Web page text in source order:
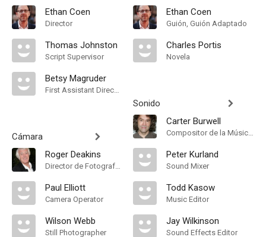
Ethan Coen
Director
Thomas Johnston
Script Supervisor
Betsy Magruder
First Assistant Director
Cámara
Roger Deakins
Director de Fotografía, Camera Operator
Paul Elliott
Camera Operator
Wilson Webb
Still Photographer
Ethan Coen
Guión, Guión Adaptado
Charles Portis
Novela
Sonido
Carter Burwell
Compositor de la Música Original
Peter Kurland
Sound Mixer
Todd Kasow
Music Editor
Jay Wilkinson
Sound Effects Editor